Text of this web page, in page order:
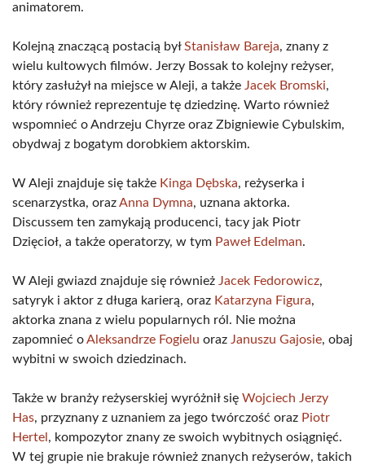
animatorem.
Kolejną znaczącą postacią byłStanisław Bareja, znany z
wielu kultowych filmów. Jerzy Bossak to kolejny reżyser,
który zasłużył na miejsce w Aleji, a także Jacek Bromski,
który również reprezentuje tę dziedzinę. Warto również
wspomnieć o Andrzeju Chyrze oraz Zbigniewie Cybulskim,
obydwaj z bogatym dorobkiem aktorskim.
W Aleji znajduje się także Kinga Dębska, reżyserka i
scenarzystka, orazAnna Dymna, uznana aktorka.
Discussem ten zamykają producenci, tacy jak Piotr
Dzięcioł, a także operatorzy, w tym Paweł Edelman.
W Aleji gwiazd znajduje się również Jacek Fedorowicz,
satyryk i aktor z długa karierą, oraz Katarzyna Figura,
aktorka znana z wielu popularnych ról. Nie można
zapomnieć oAleksandrze Fogielu oraz Januszu Gajosie, obaj
wybitni w swoich dziedzinach.
Także w branży reżyserskiej wyróżnił się Wojciech Jerzy
Has, przyznany z uznaniem za jego twórczość oraz Piotr
Hertel , kompozytor znany ze swoich wybitnych osiągnięć.
W tej grupie nie brakuje również znanych reżyserów, takich